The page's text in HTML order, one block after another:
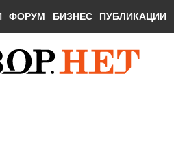
ФОРУМ БИЗНЕС ПУБЛИКАЦИИ